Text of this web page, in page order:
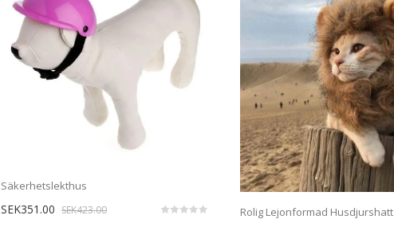
Säkerhetslekthus
SEK351.00 SEK423.00 Rolig Lejonformad Husdjurshatt